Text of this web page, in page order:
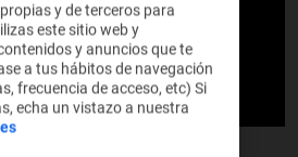
y de terceros para
este sitio web y
y anuncios que te
a tus hábitos de navegación
frecuencia de acceso, etc) Si
echa un vistazo a nuestra